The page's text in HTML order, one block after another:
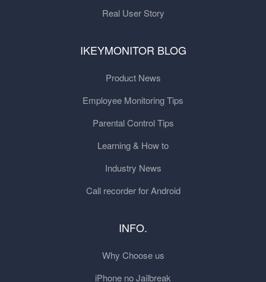
Real User Story
IKEYMONITOR BLOG
Product News
Employee Monitoring Tips
Parental Control Tips
Learning & How to
Industry News
Call recorder for Android
INFO.
Why Choose us
iPhone no Jailbreak